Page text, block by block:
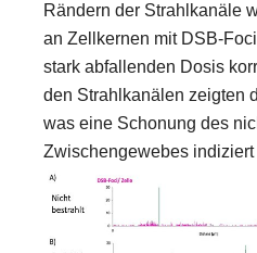
Rändern der Strahlkanäle
an Zellkernen mit DSB-
stark abfallenden Dosis
den Strahlkanälen zeigten
was eine Schonung des
Zwischengewebes